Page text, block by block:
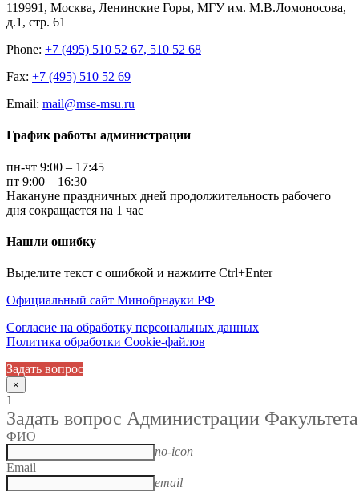
119991, Москва, Ленинские Горы, МГУ им. М.В.Ломоносова,
д.1, стр. 61
Phone: +7 (495) 510 52 67, 510 52 68
Fax: +7 (495) 510 52 69
Email: mail@mse-msu.ru
График работы администрации
пн-чт 9:00 – 17:45
пт 9:00 – 16:30
Накануне праздничных дней продолжительность рабочего
дня сокращается на 1 час
Нашли ошибку
Выделите текст с ошибкой и нажмите Ctrl+Enter
Официальный сайт Минобрнауки РФ
Согласие на обработку персональных данных
Политика обработки Cookie-файлов
Задать вопрос
×
1
Задать вопрос Администрации Факультета
ФИО
no-icon
Email
email